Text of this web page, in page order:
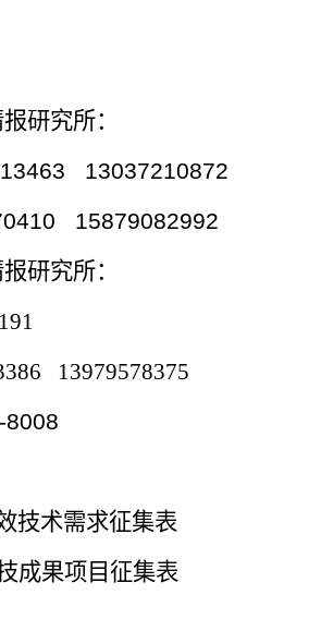
研究所：
13037210872
15879082992
研究所：
13979578375
8008
技术需求征集表
成果项目征集表